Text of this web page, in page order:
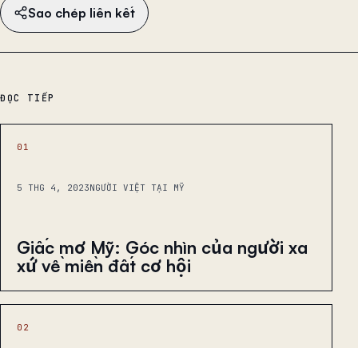
Sao chép liên kết
ĐỌC TIẾP
01
5 THG 4, 2023NGƯỜI VIỆT TẠI MỸ
Giấc mơ Mỹ: Góc nhìn của người xa
xứ về miền đất cơ hội
02